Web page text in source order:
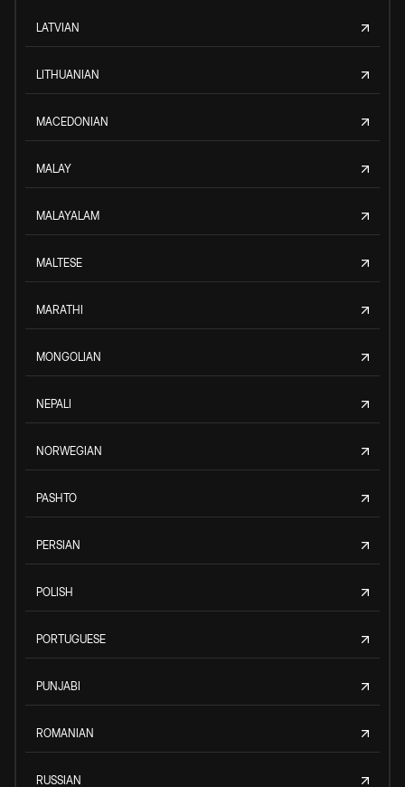
LATVIAN
LITHUANIAN
MACEDONIAN
MALAY
MALAYALAM
MALTESE
MARATHI
MONGOLIAN
NEPALI
NORWEGIAN
PASHTO
PERSIAN
POLISH
PORTUGUESE
PUNJABI
ROMANIAN
RUSSIAN